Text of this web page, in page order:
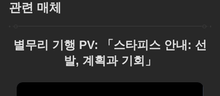
관련 매체
별무리 기행 PV: 「스타피스 안내: 선
발, 계획과 기회」